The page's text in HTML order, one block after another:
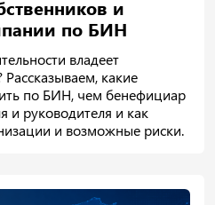
и
по БИН
владеет
Рассказываем, какие
по БИН, чем бенефициар
и руководителя и как
и возможные риски.